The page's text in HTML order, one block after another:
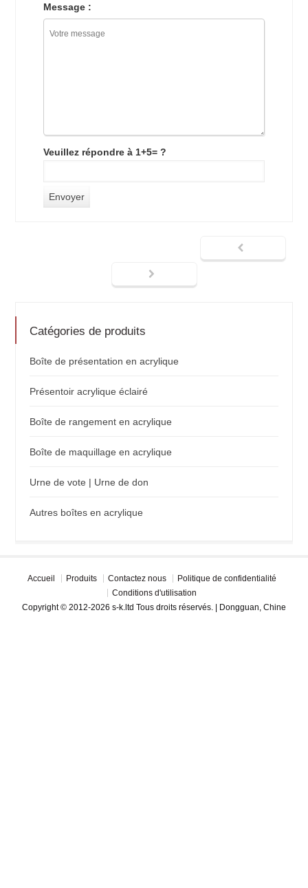
Message :
Veuillez répondre à 1+5= ?
Catégories de produits
Boîte de présentation en acrylique
Présentoir acrylique éclairé
Boîte de rangement en acrylique
Boîte de maquillage en acrylique
Urne de vote | Urne de don
Autres boîtes en acrylique
Accueil Produits Contactez nous
Politique de confidentialité
Conditions d'utilisation
Copyright © 2012-2026 s-k.ltd Tous droits réservés. | Dongguan, Chine